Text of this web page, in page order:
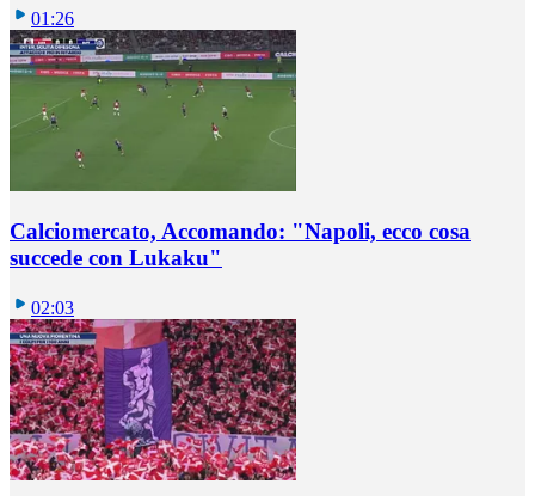
01:26
Calciomercato, Accomando: "Napoli, ecco cosa
succede con Lukaku"
02:03